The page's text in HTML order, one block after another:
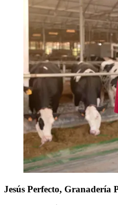
Jesús Perfecto, Granadería